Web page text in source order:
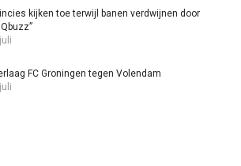
kijken toe terwijl banen verdwijnen door
FC Groningen tegen Volendam